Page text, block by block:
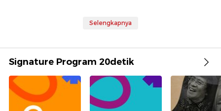
Selengkapnya
Signature Program 20detik